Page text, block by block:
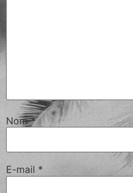
Nom*
E-mail *